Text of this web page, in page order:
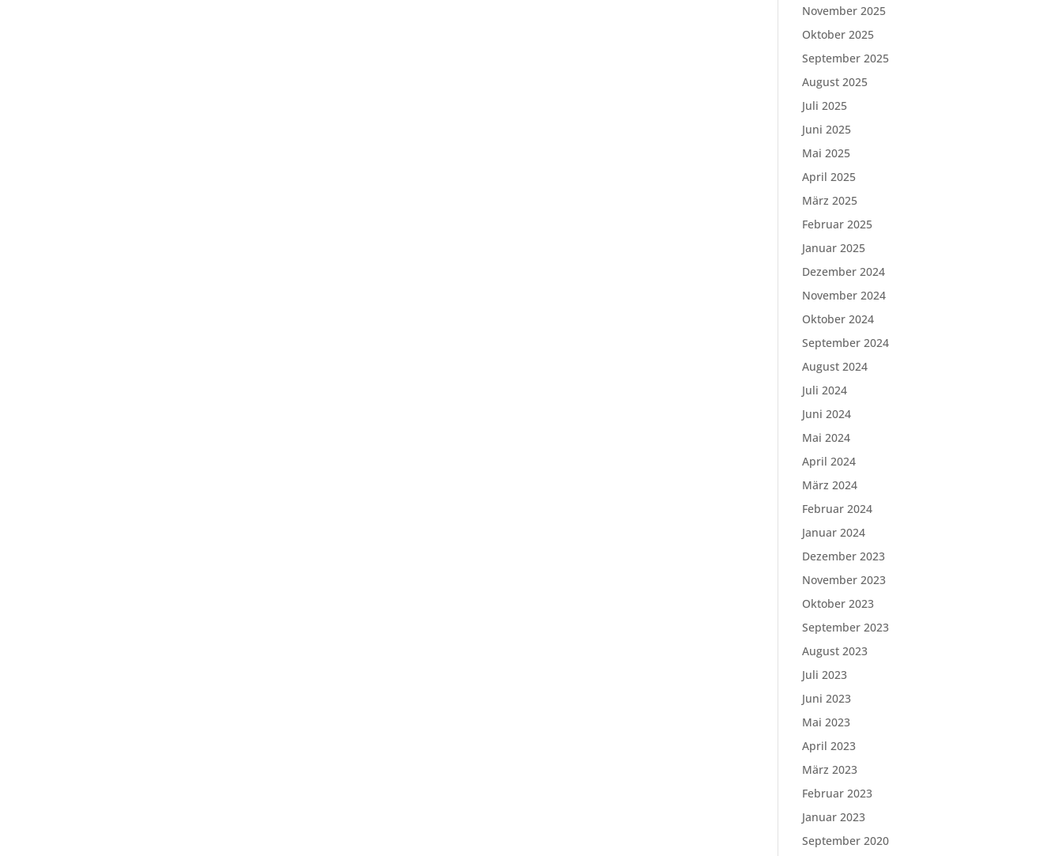
November 2025
Oktober 2025
September 2025
August 2025
Juli 2025
Juni 2025
Mai 2025
April 2025
März 2025
Februar 2025
Januar 2025
Dezember 2024
November 2024
Oktober 2024
September 2024
August 2024
Juli 2024
Juni 2024
Mai 2024
April 2024
März 2024
Februar 2024
Januar 2024
Dezember 2023
November 2023
Oktober 2023
September 2023
August 2023
Juli 2023
Juni 2023
Mai 2023
April 2023
März 2023
Februar 2023
Januar 2023
September 2020